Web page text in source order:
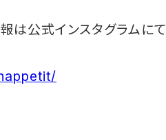
は公式インスタグラムにて